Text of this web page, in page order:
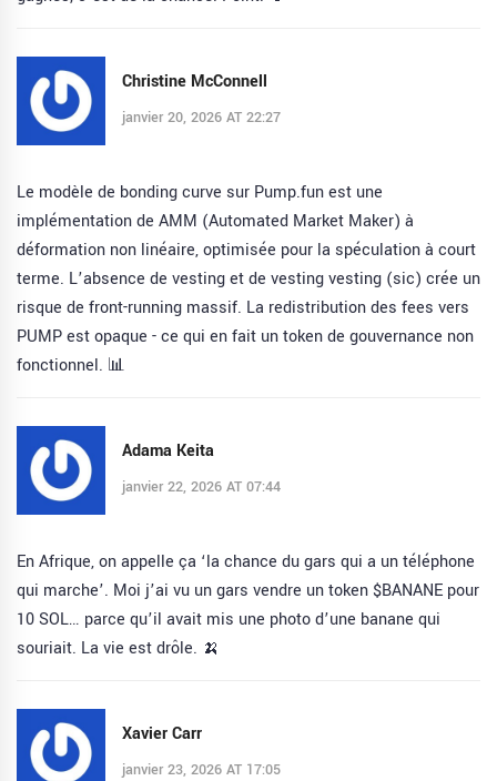
Christine McConnell
janvier 20, 2026 AT 22:27
Le modèle de bonding curve sur Pump.fun est une
implémentation de AMM (Automated Market Maker) à
déformation non linéaire, optimisée pour la spéculation à court
terme. L’absence de vesting et de vesting vesting (sic) crée un
risque de front-running massif. La redistribution des fees vers
PUMP est opaque - ce qui en fait un token de gouvernance non
fonctionnel. 📊
Adama Keita
janvier 22, 2026 AT 07:44
En Afrique, on appelle ça ‘la chance du gars qui a un téléphone
qui marche’. Moi j’ai vu un gars vendre un token $BANANE pour
10 SOL… parce qu’il avait mis une photo d’une banane qui
souriait. La vie est drôle. 🍌
Xavier Carr
janvier 23, 2026 AT 17:05